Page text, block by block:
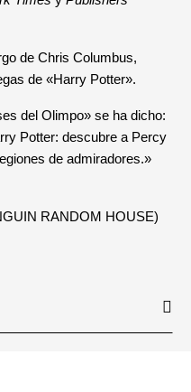
de Chris Columbus,
de «Harry Potter».
del Olimpo» se ha dicho:
Potter: descubre a Percy
de admiradores.»
RANDOM HOUSE)